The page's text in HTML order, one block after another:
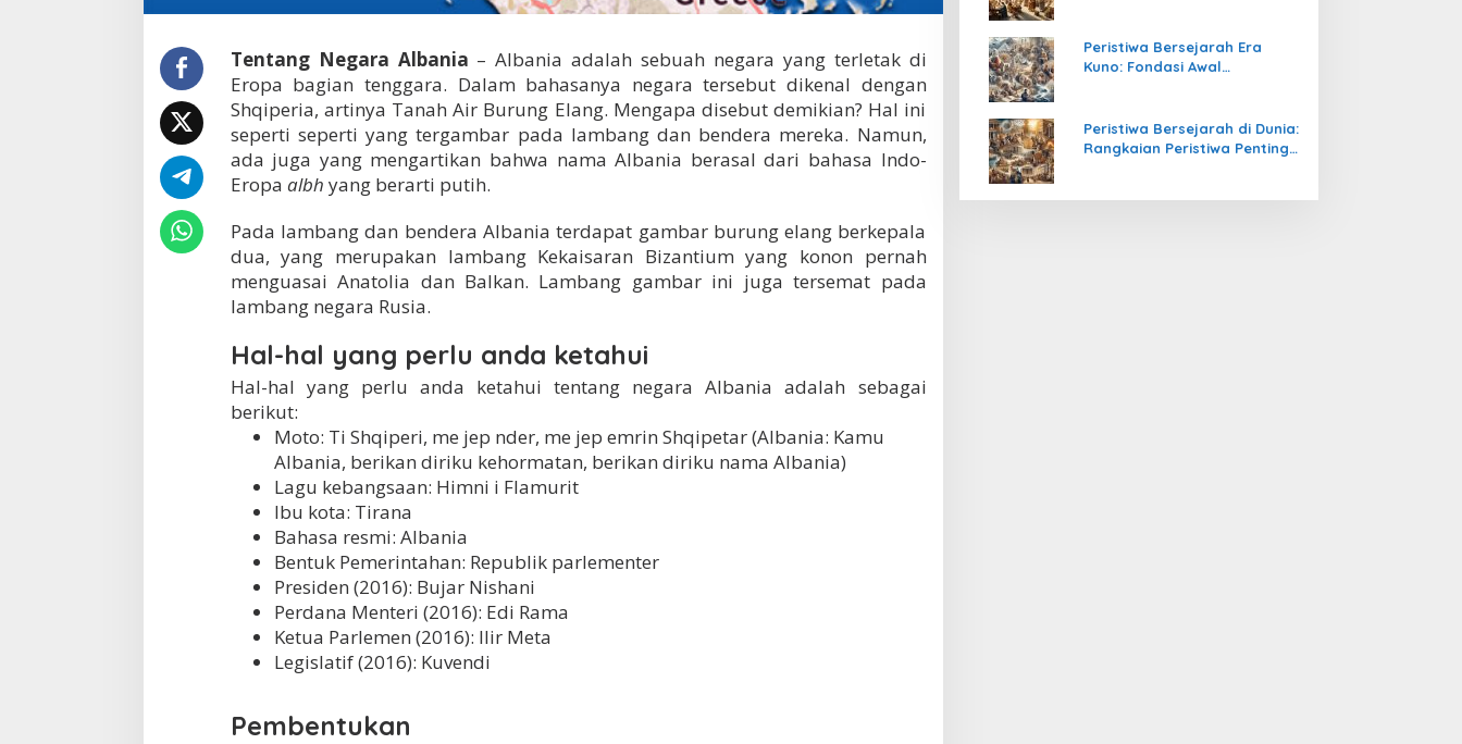
Tentang Negara Albania – Albania adalah sebuah negara yang terletak di
Eropa bagian tenggara. Dalam bahasanya negara tersebut dikenal dengan
Shqiperia, artinya Tanah Air Burung Elang. Mengapa disebut demikian? Hal ini
seperti seperti yang tergambar pada lambang dan bendera mereka. Namun,
ada juga yang mengartikan bahwa nama Albania berasal dari bahasa Indo-
Eropa albh yang berarti putih.
Pada lambang dan bendera Albania terdapat gambar burung elang berkepala
dua, yang merupakan lambang Kekaisaran Bizantium yang konon pernah
menguasai Anatolia dan Balkan. Lambang gambar ini juga tersemat pada
lambang negara Rusia.
Hal-hal yang perlu anda ketahui
Hal-hal yang perlu anda ketahui tentang negara Albania adalah sebagai
berikut:
Moto: Ti Shqiperi, me jep nder, me jep emrin Shqipetar (Albania: Kamu
Albania, berikan diriku kehormatan, berikan diriku nama Albania)
Lagu kebangsaan: Himni i Flamurit
Ibu kota: Tirana
Bahasa resmi: Albania
Bentuk Pemerintahan: Republik parlementer
Presiden (2016): Bujar Nishani
Perdana Menteri (2016): Edi Rama
Ketua Parlemen (2016): Ilir Meta
Legislatif (2016): Kuvendi
Pembentukan
Peristiwa Bersejarah Era
Kuno: Fondasi Awal
Peristiwa Bersejarah di Dunia:
Rangkaian Peristiwa Penting